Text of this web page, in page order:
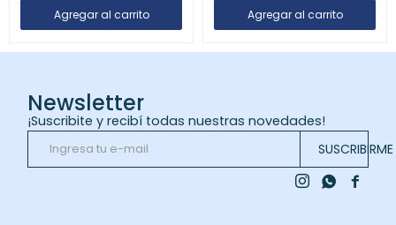
Newsletter
¡Suscribite y recibí todas nuestras novedades!
SUSCRIBIRME

 